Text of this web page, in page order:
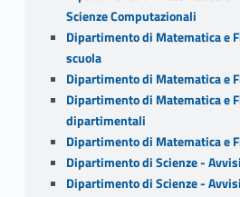
Scienze Computazionali
Dipartimento di Matematica e
scuola
Dipartimento di Matematica e
Dipartimento di Matematica e
dipartimentali
Dipartimento di Matematica e
Dipartimento di Scienze -
Dipartimento di Scienze -